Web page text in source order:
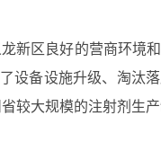
区良好的营商环境
设备设施升级、淘汰
较大规模的注射剂生产